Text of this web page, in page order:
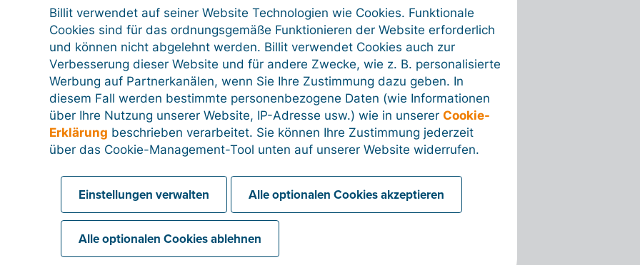
Billit verwendet auf seiner Website Technologien wie Cookies. Funktionale
Cookies sind für das ordnungsgemäße Funktionieren der Website erforderlich
und können nicht abgelehnt werden. Billit verwendet Cookies auch zur
Verbesserung dieser Website und für andere Zwecke, wie z. B. personalisierte
Werbung auf Partnerkanälen, wenn Sie Ihre Zustimmung dazu geben. In
diesem Fall werden bestimmte personenbezogene Daten (wie Informationen
über Ihre Nutzung unserer Website, IP-Adresse usw.) wie in unsererCookie-
Erklärung beschrieben verarbeitet. Sie können Ihre Zustimmung jederzeit
über das Cookie-Management-Tool unten auf unserer Website widerrufen.
Einstellungen verwalten Alle optionalen Cookies akzeptieren
Alle optionalen Cookies ablehnen